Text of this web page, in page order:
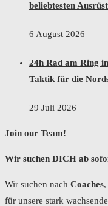
beliebtesten
6 August 2026
24h Rad am Ring
Taktik für die
29 Juli 2026
Join our Team!
Wir suchen DICH ab
Wir suchen nach Coaches,
für unsere stark